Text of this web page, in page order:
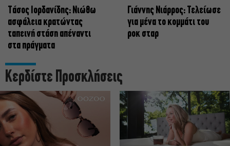
Tάσος Ιορδανίδης: Νιώθω
ασφάλεια κρατώντας
ταπεινή στάση απέναντι
στα πράγματα
Γιάννης Νιάρρος: Τελείωσε
για μένα το κομμάτι του
ροκ σταρ
Κερδίστε Προσκλήσεις